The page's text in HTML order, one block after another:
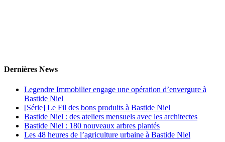
Dernières News
Legendre Immobilier engage une opération d’envergure à
Bastide Niel
[Série] Le Fil des bons produits à Bastide Niel
Bastide Niel : des ateliers mensuels avec les architectes
Bastide Niel : 180 nouveaux arbres plantés
Les 48 heures de l’agriculture urbaine à Bastide Niel